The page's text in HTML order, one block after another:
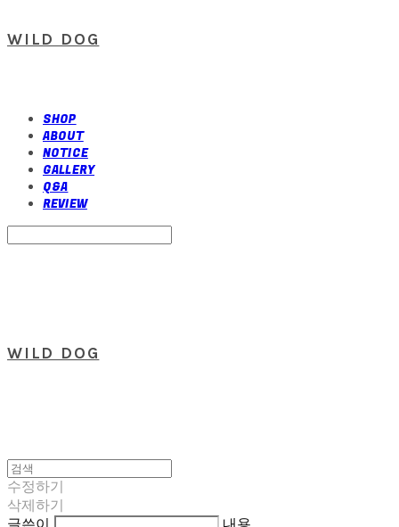
WILD DOG
SHOP
ABOUT
NOTICE
GALLERY
Q&A
REVIEW
WILD DOG
수정하기
삭제하기